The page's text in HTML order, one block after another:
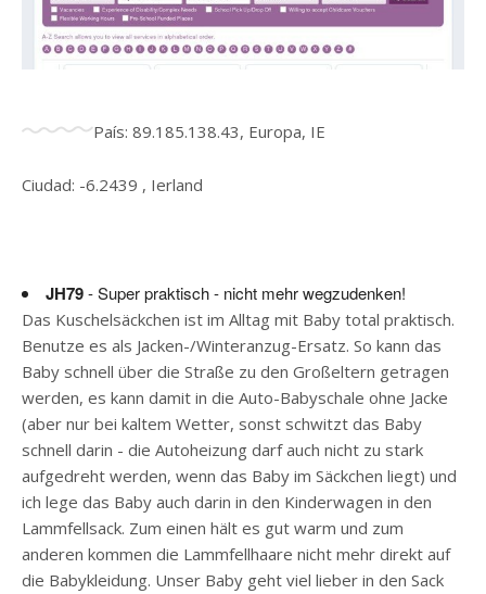
País: 89.185.138.43, Europa, IE
Ciudad: -6.2439 , Ierland
JH79- Super praktisch - nicht mehr wegzudenken!
Das Kuschelsäckchen ist im Alltag mit Baby total praktisch.
Benutze es als Jacken-/Winteranzug-Ersatz. So kann das
Baby schnell über die Straße zu den Großeltern getragen
werden, es kann damit in die Auto-Babyschale ohne Jacke
(aber nur bei kaltem Wetter, sonst schwitzt das Baby
schnell darin - die Autoheizung darf auch nicht zu stark
aufgedreht werden, wenn das Baby im Säckchen liegt) und
ich lege das Baby auch darin in den Kinderwagen in den
Lammfellsack. Zum einen hält es gut warm und zum
anderen kommen die Lammfellhaare nicht mehr direkt auf
die Babykleidung. Unser Baby geht viel lieber in den Sack